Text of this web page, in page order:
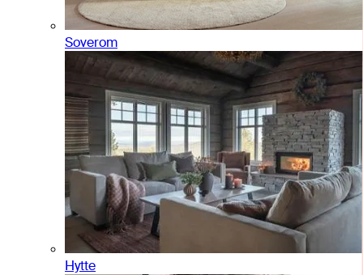
Soverom
Hytte